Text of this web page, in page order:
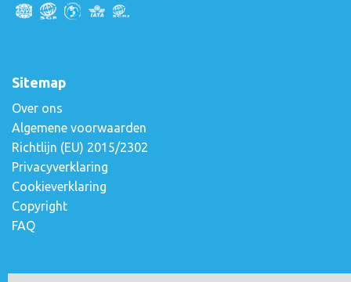
Sitemap
Over ons
Algemene voorwaarden
Richtlijn (EU) 2015/2302
Privacyverklaring
Cookieverklaring
Copyright
FAQ